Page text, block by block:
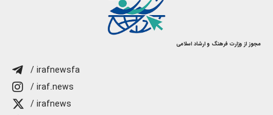
مجوز از وزارت فرهنگ و ارشاد اسلامی
/ irafnewsfa
/ iraf.news
/ irafnews